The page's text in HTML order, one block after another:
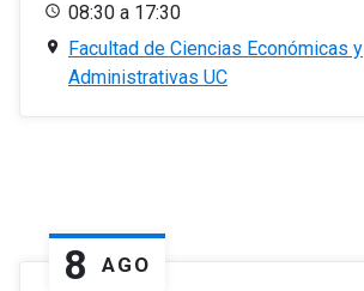
08:30 a 17:30
Facultad de Ciencias Económicas y
Administrativas UC
8 AGO